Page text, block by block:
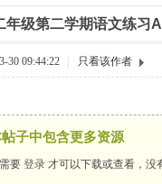
年级第二学期语文练习
30 09:44:22 只看该作者
子中包含更多资源
要 登录 才可以下载或查看，没